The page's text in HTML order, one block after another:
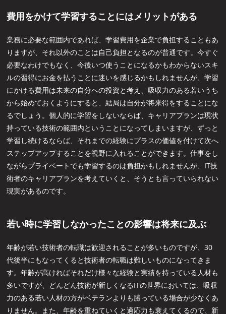
費用をかけて学習することにはメリットがある
業務に必要な範囲内であれば、学習費用を企業で負担することもあ
りますが、それ以外のことは自己負担となるのが普通です。今すぐ
必要なわけでもなく、今後いつ使うことになるかもわからないスキ
ルの習得にお金を払うことに迷いを感じるかもしれませんが、学習
にかける費用は未来の自分への投資と考え、吸収力のある若いうち
から始めておくようにすると、結局は自分が将来得をすることにな
るでしょう。個人的に学習をしないならば、キャリアプランは現状
持っている技術の範囲内ということになってしまいますが、ずっと
学習し続けるならば、それまでの経験にプラスの価値を付けて次へ
ステップアップすることを視野に入れることができます。仕事をし
ながらプライベートでも学習するのは負担かもしれませんが、IT技
術者のキャリアプランを考えていくと、そうとも言っていられない
現実があるのです。
若い時に学習しなかったことの影響は将来に及ぶ
年齢が若い技術者の転職は歓迎されることが多いものですが、30
代後半にもなってくると技術者の転職は難しいものになってきま
す。年齢が高ければそれだけ様々な経験と実績を持っている人材も
多いですが、どんどん技術が新しくなるITの世界においては、吸収
力のある若い人材の方がベテランよりも勝っている場合が少なくあ
りません。また、年齢を重ねていくと適応力も衰えてくるので、新